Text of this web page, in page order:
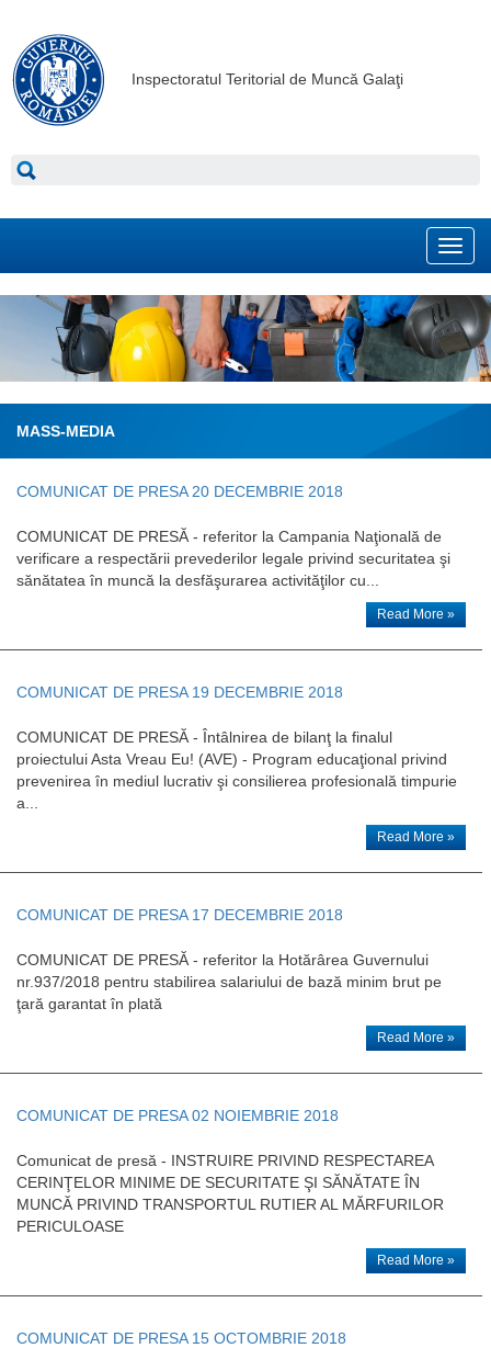
Inspectoratul Teritorial de Muncă Galaţi
MASS-MEDIA
COMUNICAT DE PRESA 20 DECEMBRIE 2018
COMUNICAT DE PRESĂ - referitor la Campania Naţională de
verificare a respectării prevederilor legale privind securitatea şi
sănătatea în muncă la desfăşurarea activităţilor cu...
Read More »
COMUNICAT DE PRESA 19 DECEMBRIE 2018
COMUNICAT DE PRESĂ - Întâlnirea de bilanţ la finalul
proiectului Asta Vreau Eu! (AVE) - Program educaţional privind
prevenirea în mediul lucrativ şi consilierea profesională timpurie
a...
Read More »
COMUNICAT DE PRESA 17 DECEMBRIE 2018
COMUNICAT DE PRESĂ - referitor la Hotărârea Guvernului
nr.937/2018 pentru stabilirea salariului de bază minim brut pe
ţară garantat în plată
Read More »
COMUNICAT DE PRESA 02 NOIEMBRIE 2018
Comunicat de presă - INSTRUIRE PRIVIND RESPECTAREA
CERINŢELOR MINIME DE SECURITATE ŞI SĂNĂTATE ÎN
MUNCĂ PRIVIND TRANSPORTUL RUTIER AL MĂRFURILOR
PERICULOASE
Read More »
COMUNICAT DE PRESA 15 OCTOMBRIE 2018